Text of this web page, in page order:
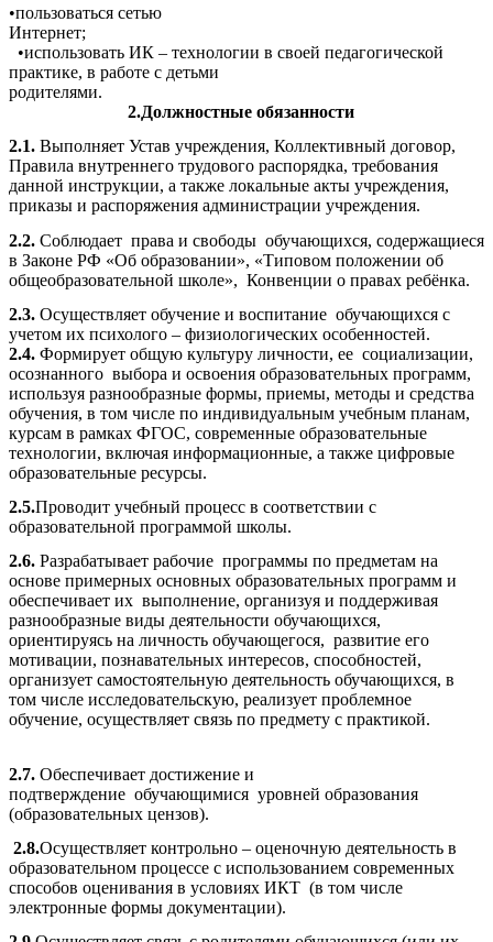
•пользоваться сетью
Интернет;
•использовать ИК – технологии в своей педагогической
практике, в работе с детьми
2.Должностные обязанности
2.1. Выполняет Устав учреждения, Коллективный договор,
Правила внутреннего трудового распорядка, требования
данной инструкции, а также локальные акты учреждения,
приказы и распоряжения администрации учреждения.
2.2. Соблюдает права и свободы обучающихся, содержащиеся
в Законе РФ «Об образовании», «Типовом положении об
общеобразовательной школе», Конвенции о правах ребёнка.
2.3. Осуществляет обучение и воспитание обучающихся с
учетом их психолого – физиологических особенностей.
2.4. Формирует общую культуру личности, ее социализации,
осознанного выбора и освоения образовательных программ,
используя разнообразные формы, приемы, методы и средства
обучения, в том числе по индивидуальным учебным планам,
курсам в рамках ФГОС, современные образовательные
технологии, включая информационные, а также цифровые
образовательные ресурсы.
2.5.Проводит учебный процесс в соответствии с
образовательной программой школы.
2.6. Разрабатывает рабочие программы по предметам на
основе примерных основных образовательных программ и
обеспечивает их выполнение, организуя и поддерживая
разнообразные виды деятельности обучающихся,
ориентируясь на личность обучающегося, развитие его
мотивации, познавательных интересов, способностей,
организует самостоятельную деятельность обучающихся, в
том числе исследовательскую, реализует проблемное
обучение, осуществляет связь по предмету с практикой.
2.7. Обеспечивает достижение и
подтверждение обучающимися уровней образования
(образовательных цензов).
2.8.Осуществляет контрольно – оценочную деятельность в
образовательном процессе с использованием современных
способов оценивания в условиях ИКТ (в том числе
электронные формы документации).